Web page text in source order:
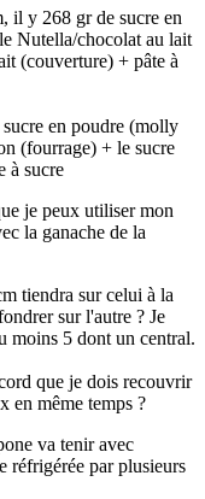
il y 268 gr de sucre en
Nutella/chocolat au lait
(couverture) + pâte à
en poudre (molly
(fourrage) + le sucre
à sucre
je peux utiliser mon
la ganache de la
tiendra sur celui à la
sur l'autre ? Je
moins 5 dont un central.
que je dois recouvrir
en même temps ?
va tenir avec
réfrigérée par plusieurs